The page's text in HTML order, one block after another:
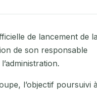
de lancement de la
de son responsable
l’objectif poursuivi à